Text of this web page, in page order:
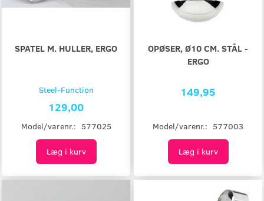
SPATEL M. HULLER, ERGO
Steel-Function
129,00
Model/varenr.: 577025
Læg i kurv
OPØSER, Ø10 CM. STÅL -
ERGO
149,95
Model/varenr.: 577003
Læg i kurv